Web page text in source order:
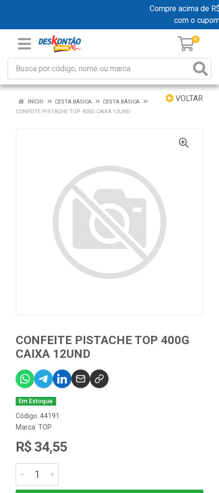
Compre acima de
com o cupom
0
VOLTAR
INÍCIO CESTA BÁSICA
CESTA BÁSICA
CONFEITE PISTACHE TOP 400G CAIXA 12UND
CONFEITE PISTACHE TOP 400G
CAIXA 12UND
Em Estoque
Código: 44191
Marca: TOP
R$ 34,55